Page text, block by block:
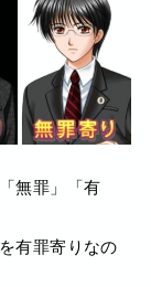
無罪」「有
有罪寄りなの